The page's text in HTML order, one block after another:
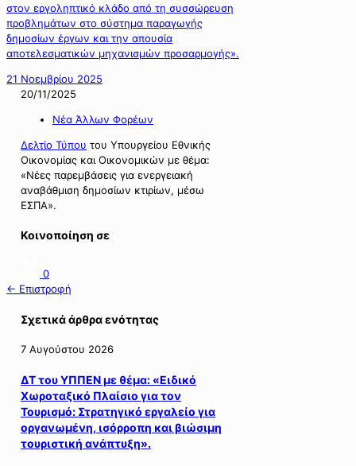
στον εργοληπτικό κλάδο από τη συσσώρευση
προβλημάτων στο σύστημα παραγωγής
δημοσίων έργων και την απουσία
αποτελεσματικών μηχανισμών προσαρμογής».
21 Νοεμβρίου 2025
20/11/2025
Νέα Άλλων Φορέων
Δελτίο Τύπου του Υπουργείου Εθνικής
Οικονομίας και Οικονομικών με θέμα:
«Νέες παρεμβάσεις για ενεργειακή
αναβάθμιση δημοσίων κτιρίων, μέσω
ΕΣΠΑ».
Κοινοποίηση σε
0
← Επιστροφή
Σχετικά άρθρα ενότητας
7 Αυγούστου 2026
ΔΤ του ΥΠΠΕΝ με θέμα: «Ειδικό
Χωροταξικό Πλαίσιο για τον
Τουρισμό: Στρατηγικό εργαλείο για
οργανωμένη, ισόρροπη και βιώσιμη
τουριστική ανάπτυξη».